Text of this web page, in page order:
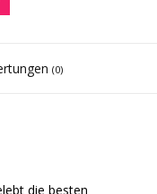
(0)
die besten